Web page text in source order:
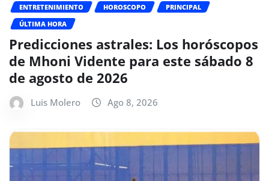
ENTRETENIMIENTO HOROSCOPO
PRINCIPAL
ÚLTIMA HORA
Predicciones astrales: Los horóscopos
de Mhoni Vidente para este sábado 8
de agosto de 2026
Luis Molero Ago 8, 2026